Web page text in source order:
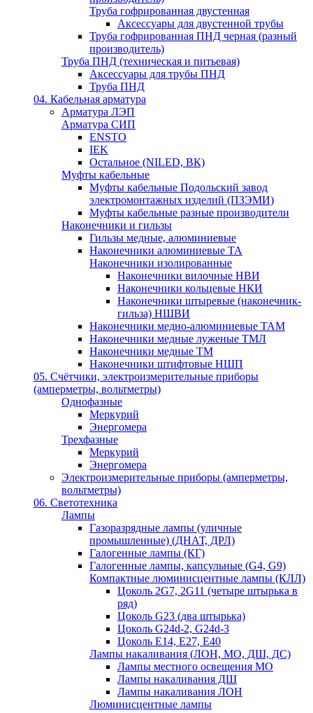
Труба гофрированная двустенная
Аксессуары для двустенной трубы
Труба гофрированная ПНД черная (разный
производитель)
Труба ПНД (техническая и питьевая)
Аксессуары для трубы ПНД
Труба ПНД
04. Кабельная арматура
Арматура ЛЭП
Арматура СИП
ENSTO
IEK
Остальное (NILED, ВК)
Муфты кабельные
Муфты кабельные Подольский завод
электромонтажных изделий (ПЗЭМИ)
Муфты кабельные разные производители
Наконечники и гильзы
Гильзы медные, алюминиевые
Наконечники алюминиевые ТА
Наконечники изолированные
Наконечники вилочные НВИ
Наконечники кольцевые НКИ
Наконечники штыревые (наконечник-
гильза) НШВИ
Наконечники медно-алюминиевые ТАМ
Наконечники медные луженые ТМЛ
Наконечники медные ТМ
Наконечники штифтовые НШП
05. Счётчики, электроизмерительные приборы
(амперметры, вольтметры)
Однофазные
Меркурий
Энергомера
Трехфазные
Меркурий
Энергомера
Электроизмерительные приборы (амперметры,
вольтметры)
06. Светотехника
Лампы
Газоразрядные лампы (уличные
промышленные) (ДНАТ, ДРЛ)
Галогенные лампы (КГ)
Галогенные лампы, капсульные (G4, G9)
Компактные люминисцентные лампы (КЛЛ)
Цоколь 2G7, 2G11 (четыре штырька в
ряд)
Цоколь G23 (два штырька)
Цоколь G24d-2, G24d-3
Цоколь Е14, Е27, Е40
Лампы накаливания (ЛОН, МО, ДШ, ДС)
Лампы местного освещения МО
Лампы накаливания ДШ
Лампы накаливания ЛОН
Люминисцентные лампы